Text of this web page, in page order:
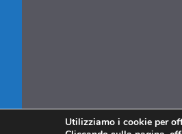
Utilizziamo i cookie per